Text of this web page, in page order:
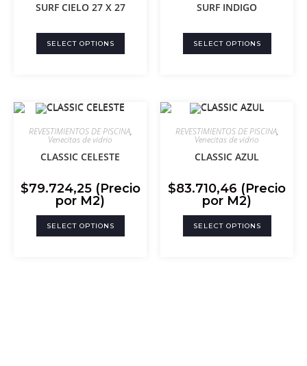
SURF CIELO 27 X 27
SELECT OPTIONS
SURF INDIGO
SELECT OPTIONS
REVESTIMIENTOS DE PISCINA,
Venecitas de vidrio
CLASSIC CELESTE
$79.724,25(Precio
por M2)
SELECT OPTIONS
REVESTIMIENTOS DE PISCINA,
Venecitas de vidrio
CLASSIC AZUL
$83.710,46 (Precio
por M2)
SELECT OPTIONS